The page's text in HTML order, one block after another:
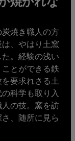
焼き職人の方
、やはり土窯
。経験の浅い
とができる鉄
要求れさる土
科学も取り入
の技。窯を訪
、随所に見ら